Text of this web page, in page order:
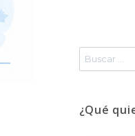
Buscar
por:
¿Qué